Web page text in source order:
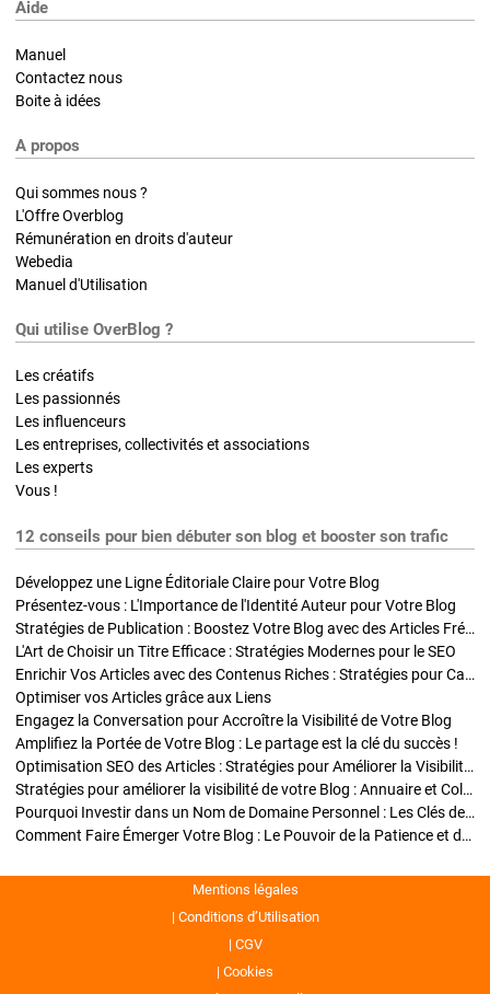
Aide
Manuel
Contactez nous
Boite à idées
A propos
Qui sommes nous ?
L'Offre Overblog
Rémunération en droits d'auteur
Webedia
Manuel d'Utilisation
Qui utilise OverBlog ?
Les créatifs
Les passionnés
Les influenceurs
Les entreprises, collectivités et associations
Les experts
Vous !
12 conseils pour bien débuter son blog et booster son trafic
Développez une Ligne Éditoriale Claire pour Votre Blog
Présentez-vous : L'Importance de l'Identité Auteur pour Votre Blog
Stratégies de Publication : Boostez Votre Blog avec des Articles Fréquents et Exclusifs
L'Art de Choisir un Titre Efficace : Stratégies Modernes pour le SEO
Enrichir Vos Articles avec des Contenus Riches : Stratégies pour Captiver et Optimiser
Optimiser vos Articles grâce aux Liens
Engagez la Conversation pour Accroître la Visibilité de Votre Blog
Amplifiez la Portée de Votre Blog : Le partage est la clé du succès !
Optimisation SEO des Articles : Stratégies pour Améliorer la Visibilité de Votre Blog
Stratégies pour améliorer la visibilité de votre Blog : Annuaire et Collaborations
Pourquoi Investir dans un Nom de Domaine Personnel : Les Clés de la Réussite de Votre Blog
Comment Faire Émerger Votre Blog : Le Pouvoir de la Patience et de la Persévérance
Mentions légales
Conditions d’Utilisation
CGV
Cookies